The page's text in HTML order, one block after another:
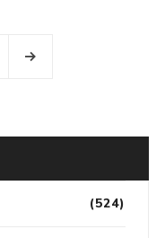
(524)